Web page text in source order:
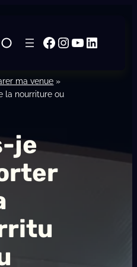
Facebook
Instagram
YouTube
ma venue »
la nourriture ou
je